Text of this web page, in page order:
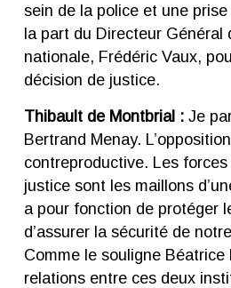
sein de la police et une
la part du Directeur Général
nationale, Frédéric Vaux,
décision de justice.
Thibault de Montbrial :Je
Bertrand Menay.
contreproductive. Les forces
justice sont les maillons
a pour fonction de protéger
d’assurer la sécurité de
Comme le souligne Béatrice
relations entre ces deux